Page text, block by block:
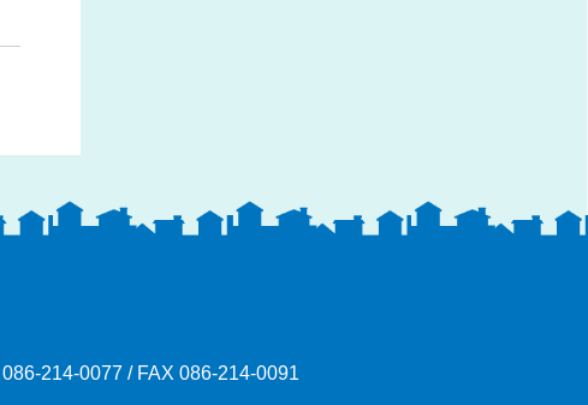
086-214-0077 / FAX 086-214-0091